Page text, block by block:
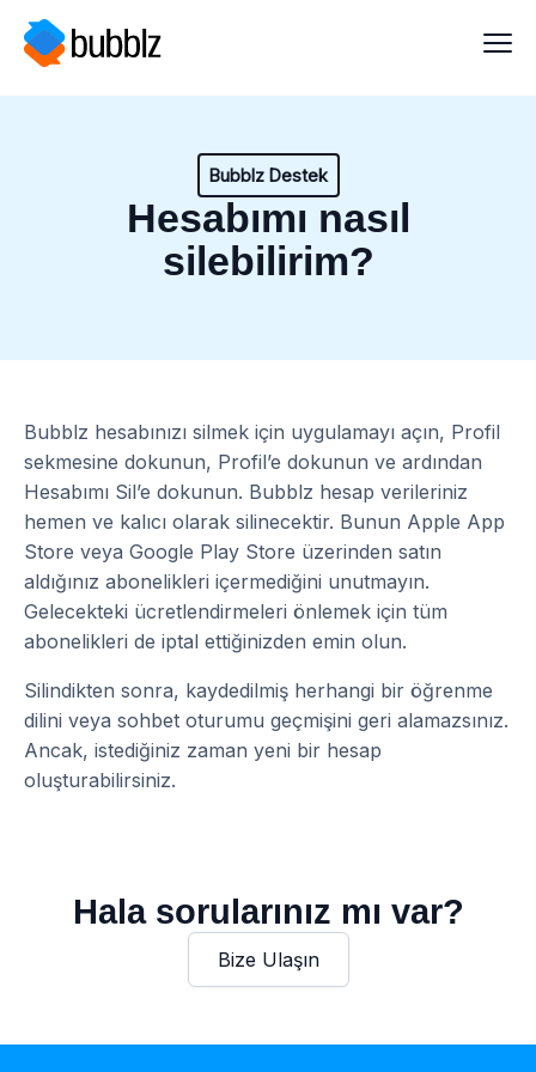
Bubblz Destek
Hesabımı nasıl
silebilirim?
Bubblz hesabınızı silmek için uygulamayı açın, Profil
sekmesine dokunun, Profil’e dokunun ve ardından
Hesabımı Sil’e dokunun. Bubblz hesap verileriniz
hemen ve kalıcı olarak silinecektir. Bunun Apple App
Store veya Google Play Store üzerinden satın
aldığınız abonelikleri içermediğini unutmayın.
Gelecekteki ücretlendirmeleri önlemek için tüm
abonelikleri de iptal ettiğinizden emin olun.
Silindikten sonra, kaydedilmiş herhangi bir öğrenme
dilini veya sohbet oturumu geçmişini geri alamazsınız.
Ancak, istediğiniz zaman yeni bir hesap
oluşturabilirsiniz.
Hala sorularınız mı var?
Bize Ulaşın